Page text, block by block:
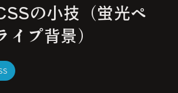
の小技（蛍光ペ
イプ背景）